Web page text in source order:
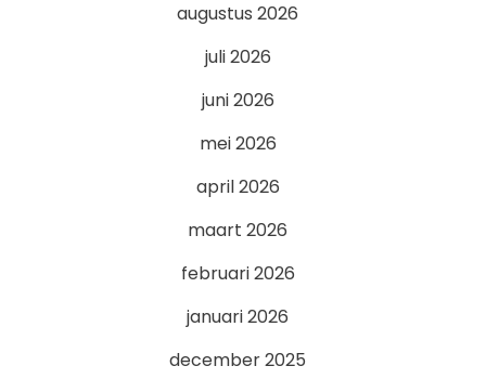
augustus 2026
juli 2026
juni 2026
mei 2026
april 2026
maart 2026
februari 2026
januari 2026
december 2025